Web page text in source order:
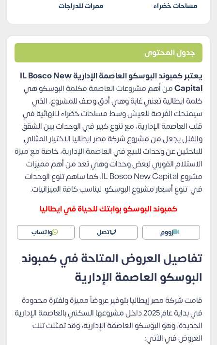
مساحات خضراء
ممرات للدراجات
جدول المحتوى
يعتبر كمبوند البوسكو العاصمة الإدارية IL Bosco New
Capitalمن أهم مشروعات العاصمة فكلمة البوسكو هي
كلمة ايطالية تعني غابة وهي أدق وصف للمشروع، الذي
سيمنحك الفرصة للعيش وسط مساحات خضراء لانهائية في
قلب العاصمة الإدارية، مع تنوع كبير في الوحدات بين الشقق
والفلل يجعل من مشروع شركة مصر ايطاليا الاختيار المثالي
للباحثين عن وحدات للبيع في العاصمة الإدارية، خاصة مع ميزة
الاستلام الفوري لبعض وحدات وهي تعد من أهم مميزات
مشروع IL Bosco New Capital، كما ساهم تنوع الوحدات
في تنوع أسعار مشروع البوسكو ليناسب كافة الميزانيات.
كمبوند البوسكو بوابتك للحياة في ايطاليا
زووم اتصل واتساب
تفاصيل العروض المتاحة في كمبوند
البوسكو العاصمة الإدارية
قامت شركة مصر إيطاليا بتوفير عروضاً مميزة ولفترة محدودة
في بداية عام 2025 داخل مشروعها السكني بالعاصمة الإدارية
الجديدة، وهو البوسكو العاصمة الإدارية، وقد تمثلت تلك
العروض في الآتي: